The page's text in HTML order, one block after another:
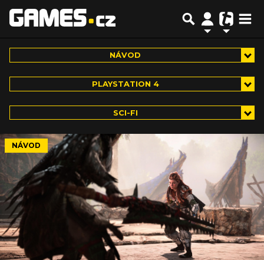
NÁVOD
PLAYSTATION 4
SCI-FI
NÁVOD